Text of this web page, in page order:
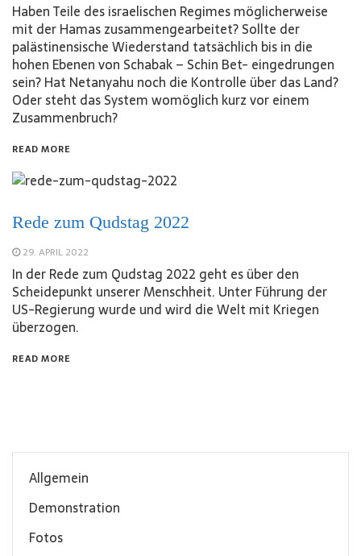
Haben Teile des israelischen Regimes möglicherweise
mit der Hamas zusammengearbeitet? Sollte der
palästinensische Wiederstand tatsächlich bis in die
hohen Ebenen von Schabak – Schin Bet- eingedrungen
sein? Hat Netanyahu noch die Kontrolle über das Land?
Oder steht das System womöglich kurz vor einem
Zusammenbruch?
READ MORE
Rede zum Qudstag 2022
29. APRIL 2022
In der Rede zum Qudstag 2022 geht es über den
Scheidepunkt unserer Menschheit. Unter Führung der
US-Regierung wurde und wird die Welt mit Kriegen
überzogen.
READ MORE
Allgemein
Demonstration
Fotos